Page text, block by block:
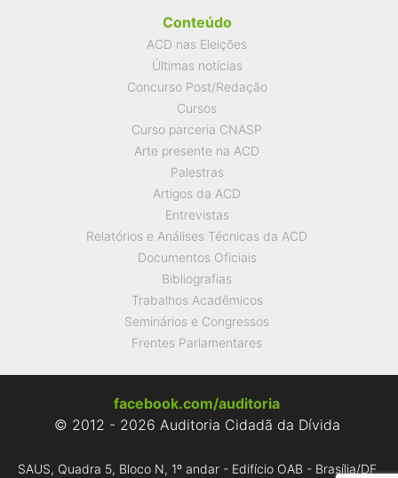
Conteúdo
ACD nas Eleições
Últimas notícias
Concurso Post/Redação
Cursos
Curso parceria CNASP
Arte presente na ACD
Palestras
Artigos da ACD
Entrevistas
Relatórios e Análises Técnicas da ACD
Documentos Oficiais
Bibliografias
Trabalhos Acadêmicos
Seminários e Congressos
Frentes Parlamentares
facebook.com/auditoria
© 2012 - 2026 Auditoria Cidadã da Dívida
SAUS, Quadra 5, Bloco N, 1º andar - Edifício OAB - Brasília/DF